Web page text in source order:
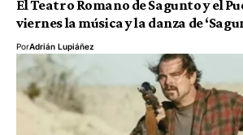
El Teatro Romano de Sagunto y el
viernes la música y la danza de
PorAdrián Lupiáñez